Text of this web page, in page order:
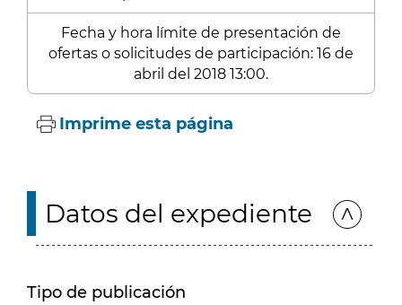
Fecha y hora límite de presentación de
ofertas o solicitudes de participación: 16 de
abril del 2018 13:00.
Imprime esta página
Datos del expediente
Tipo de publicación